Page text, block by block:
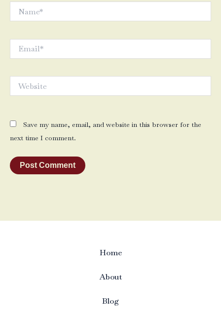
Save my name, email, and website in this browser for the
next time I comment.
Home
About
Blog